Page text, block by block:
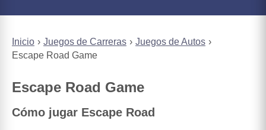
Inicio Juegos de Carreras
Juegos de Autos
Escape Road Game
Escape Road Game
Cómo jugar Escape Road